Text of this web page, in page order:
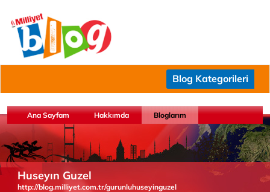
Blog Kategorileri
Ana Sayfam Hakkımda Bloglarım
Huseyın Guzel
http://blog.milliyet.com.tr/gurunluhuseyinguzel